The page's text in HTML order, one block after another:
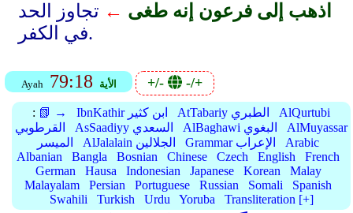
اذهب إلى فرعون إنه طغى ← تجاوز الحد
في الكفر.
Ayah 79:18 الأية +/- -/+
: 📗 → IbnKathir ابن كثير AtTabariy الطبري
AlQurtubi
القرطوبي
AsSaadiyy السعدي AlBaghawi البغوي
AlMuyassar
الميسر
AlJalalain الجلالين Grammar الإعراب
Arabic
Albanian
Bangla Bosnian Chinese Czech English
French
German
Hausa Indonesian Japanese Korean
Malay
Malayalam
Persian Portuguese Russian Somali
Spanish
Swahili
Turkish Urdu Yoruba Transliteration [+]